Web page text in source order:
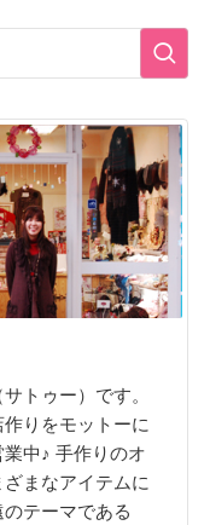
トゥー）です。
りをモットーに
業中♪ 手作りのオ
まなアイテムに
テーマである